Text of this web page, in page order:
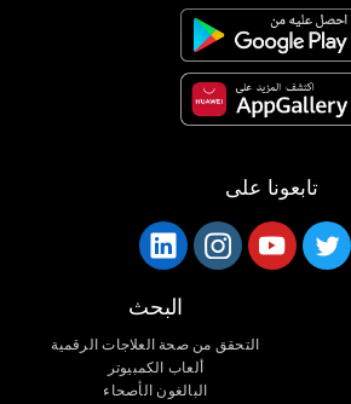
تابعونا على
البحث
التحقق من صحة العلاجات الرقمية
ألعاب الكمبيوتر
البالغون الأصحاء